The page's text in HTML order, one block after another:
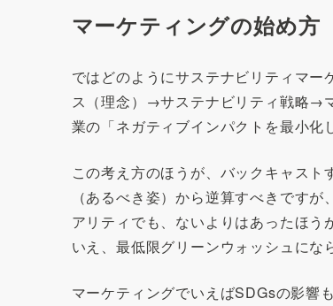
マーケティングの始め方
ではどのようにサステナビリティマ
ス（理念）→サステナビリティ戦略→
業の「ネガティブインパクトを最小化
この考え方のほうが、バックキャス
（あるべき姿）から逆算すべきですが、
アリティでも、ないよりはあったほ
いえ、最低限グリーンウォッシュにな
マーケティングでいえばSDGsの影響